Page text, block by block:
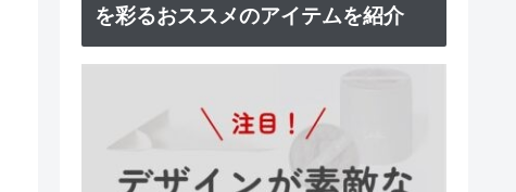
を彩るおススメのアイテムを紹介